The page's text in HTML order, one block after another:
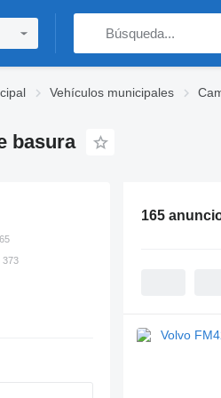
Vehículos municipales
basura
165